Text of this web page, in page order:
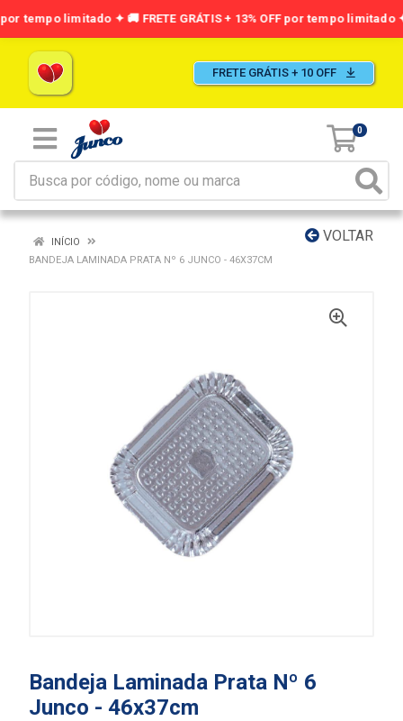
FRETE GRÁTIS + 10 OFF
0
VOLTAR
INÍCIO
BANDEJA LAMINADA PRATA Nº 6 JUNCO - 46X37CM
Bandeja Laminada Prata Nº 6
Junco - 46x37cm